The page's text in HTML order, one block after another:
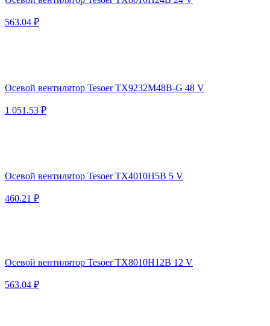
563.04 ₽
Осевой вентилятор Tesoer TX9232M48B-G 48 V
1 051.53 ₽
Осевой вентилятор Tesoer TX4010H5B 5 V
460.21 ₽
Осевой вентилятор Tesoer TX8010H12B 12 V
563.04 ₽